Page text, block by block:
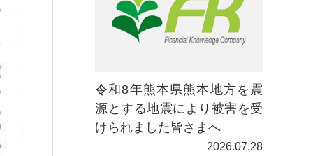
令和8年熊本県熊本地方を震
源とする地震により被害を受
けられました皆さまへ
2026.07.28